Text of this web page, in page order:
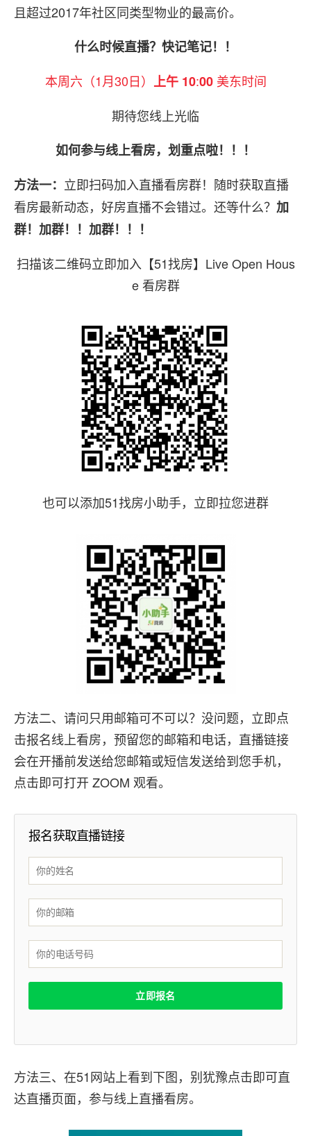
且超过2017年社区同类型物业的最高价。
什么时候直播？快记笔记！！
本周六（1月30日） 上午 10:00美东时间
期待您线上光临
如何参与线上看房，划重点啦！！！
方法一： 立即扫码加入直播看房群！随时获取直播
看房最新动态，好房直播不会错过。还等什么？ 加
群！加群！！加群！！！
扫描该二维码立即加入【51找房】Live Open Hous
e 看房群
也可以添加51找房小助手，立即拉您进群
方法二、请问只用邮箱可不可以？没问题，立即点
击报名线上看房，预留您的邮箱和电话，直播链接
会在开播前发送给您邮箱或短信发送给到您手机，
点击即可打开 ZOOM 观看。
报名获取直播链接
方法三、在51网站上看到下图，别犹豫点击即可直
达直播页面，参与线上直播看房。